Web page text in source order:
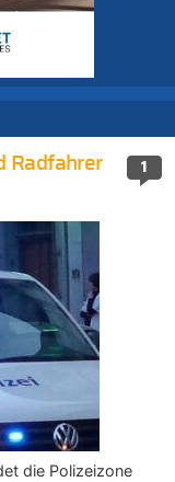
1
Radfahrer
die Polizeizone